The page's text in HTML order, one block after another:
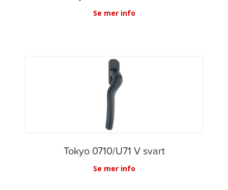
Se mer info
Tokyo 0710/U71 V svart
Se mer info